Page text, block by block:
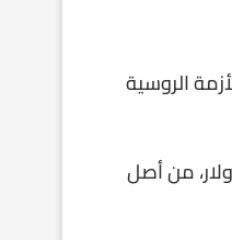
من الأزمة الروسية
صافي ثروة 23 مليارديراً انخفض إلى نحو 342 مليار دولار، من أصل